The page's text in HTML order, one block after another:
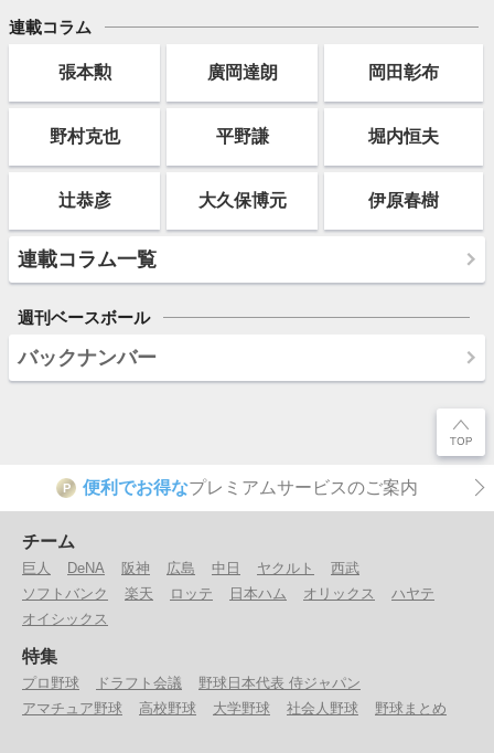
連載コラム
張本勲 廣岡達朗 岡田彰布
野村克也 平野謙 堀内恒夫
辻恭彦 大久保博元 伊原春樹
連載コラム一覧
週刊ベースボール
バックナンバー
P 便利でお得なプレミアムサービスのご案内
チーム
巨人 DeNA 阪神 広島 中日 ヤクルト
西武
ソフトバンク
楽天 ロッテ 日本ハム オリックス
ハヤテ
オイシックス
特集
プロ野球 ドラフト会議
野球日本代表 侍ジャパン
アマチュア野球
高校野球 大学野球 社会人野球 野球まとめ